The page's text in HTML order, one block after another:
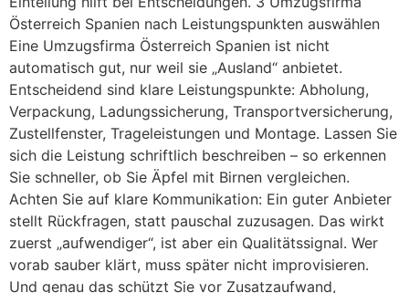
Österreich Spanien nach Leistungspunkten auswählen
Eine Umzugsfirma Österreich Spanien ist nicht
automatisch gut, nur weil sie „Ausland“ anbietet.
Entscheidend sind klare Leistungspunkte: Abholung,
Verpackung, Ladungssicherung, Transportversicherung,
Zustellfenster, Trageleistungen und Montage. Lassen Sie
sich die Leistung schriftlich beschreiben – so erkennen
Sie schneller, ob Sie Äpfel mit Birnen vergleichen.
Achten Sie auf klare Kommunikation: Ein guter Anbieter
stellt Rückfragen, statt pauschal zuzusagen. Das wirkt
zuerst „aufwendiger“, ist aber ein Qualitätssignal. Wer
vorab sauber klärt, muss später nicht improvisieren.
Und genau das schützt Sie vor Zusatzaufwand,